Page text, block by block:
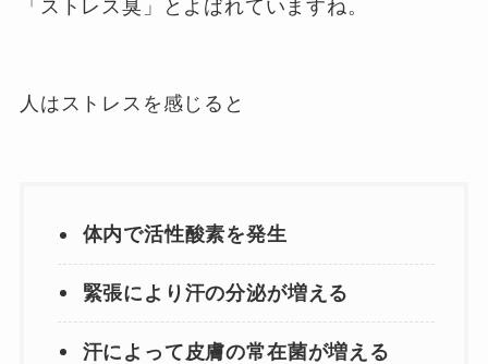
「ストレス臭」とよばれていますね。
人はストレスを感じると
体内で活性酸素を発生
緊張により汗の分泌が増える
汗によって皮膚の常在菌が増える